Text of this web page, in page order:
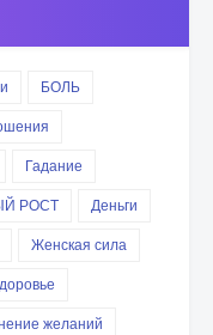
БОЛЬ
Гадание
РОСТ
Деньги
Женская сила
желаний